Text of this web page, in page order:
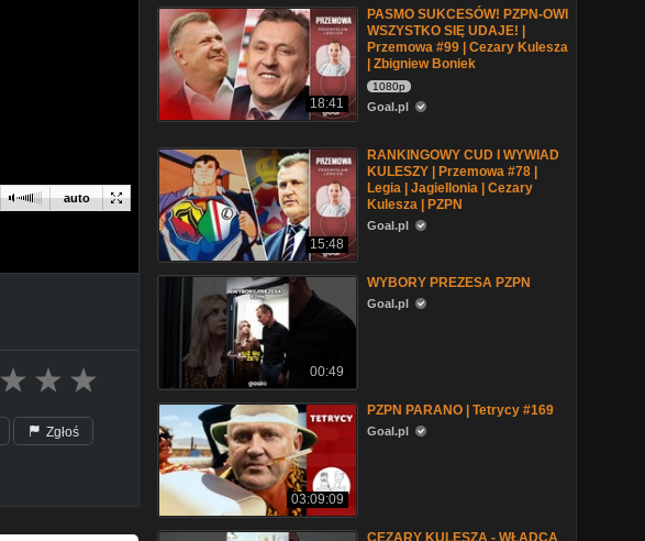
auto
Zgłoś
18:41
PASMO SUKCESÓW! PZPN-OWI
WSZYSTKO SIĘ UDAJE! |
Przemowa #99 | Cezary Kulesza
| Zbigniew Boniek
1080p
Goal.pl
15:48
RANKINGOWY CUD I WYWIAD
KULESZY | Przemowa #78 |
Legia | Jagiellonia | Cezary
Kulesza | PZPN
Goal.pl
00:49
WYBORY PREZESA PZPN
Goal.pl
03:09:09
PZPN PARANO | Tetrycy #169
Goal.pl
CEZARY KULESZA - WŁADCA